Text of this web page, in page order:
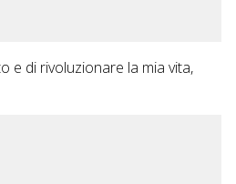
e di rivoluzionare la mia vita,